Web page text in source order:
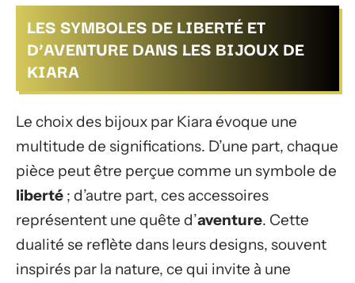
LES SYMBOLES DE LIBERTÉ ET
D’AVENTURE DANS LES BIJOUX DE
KIARA
Le choix des bijoux par Kiara évoque une
multitude de significations. D’une part, chaque
pièce peut être perçue comme un symbole de
liberté ; d’autre part, ces accessoires
représentent une quête d’aventure. Cette
dualité se reflète dans leurs designs, souvent
inspirés par la nature, ce qui invite à une